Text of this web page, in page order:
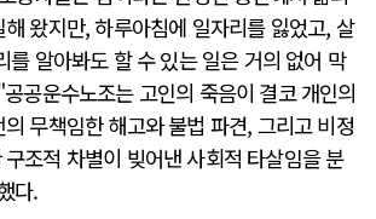
왔지만, 하루아침에 일자리를 잃었고, 살
를 알아봐도 할 수 있는 일은 거의 없어 막
공운수노조는 고인의 죽음이 결코 개인의
무책임한 해고와 불법 파견, 그리고 비정
조적 차별이 빚어낸 사회적 타살임을 분
다.